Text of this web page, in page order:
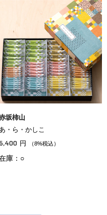
坂柿山
あ・ら・かしこ
円 （8%税込）
庫：○